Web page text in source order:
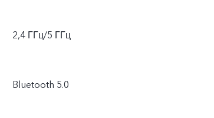
2,4 ГГц/5 ГГц
Bluetooth 5.0